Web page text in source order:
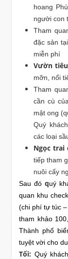
hoang
người con
Tham
đặc sản
miễn phí
Vườn tiêu
mỡn, nổi
Tham
cần cù
mật ong
Quý
các loại
Ngọc trai
tiếp tham
nuôi cấy
Sau đóquý
quan khu
(chi phí tự túc
tham khảo
Thành phố
tuyệt vời cho
Tối: Quý